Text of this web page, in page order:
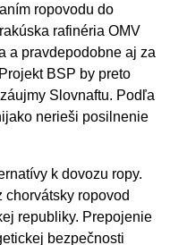
ropovodu do
rafinéria OMV
a pravdepodobne aj za
BSP by preto
Slovnaftu. Podľa
nerieši posilnenie
k dovozu ropy.
ropovod
republiky. Prepojenie
bezpečnosti